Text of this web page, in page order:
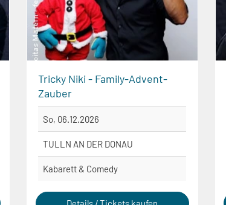
Tricky Niki - Family-Advent-
Zauber
So, 06.12.2026
TULLN AN DER DONAU
Kabarett & Comedy